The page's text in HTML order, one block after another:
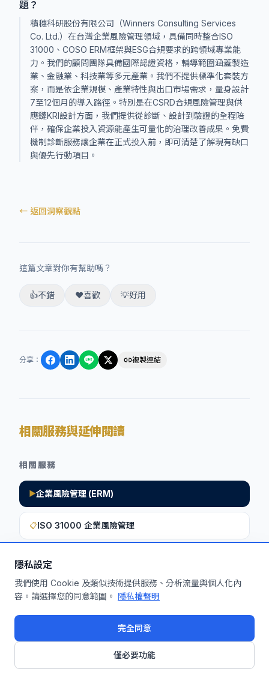
隱私設定
我們使用 Cookie 及類似技術提供服務、分析流量與個人化內
容。請選擇您的同意範圍。 隱私權聲明
完全同意
僅必要功能
題？
積穗科研股份有限公司（Winners Consulting Services
Co. Ltd.）在台灣企業風險管理領域，具備同時整合ISO
31000、COSO ERM框架與ESG合規要求的跨領域專業能
力。我們的顧問團隊具備國際認證資格，輔導範圍涵蓋製造
業、金融業、科技業等多元產業。我們不提供標準化套裝方
案，而是依企業規模、產業特性與出口市場需求，量身設計
7至12個月的導入路徑。特別是在CSRD合規風險管理與供
應鏈KRI設計方面，我們提供從診斷、設計到驗證的全程陪
伴，確保企業投入資源能產生可量化的治理改善成果。免費
機制診斷服務讓企業在正式投入前，即可清楚了解現有缺口
與優先行動項目。
← 返回洞察觀點
這篇文章對你有幫助嗎？
👍不錯 ❤️喜歡 💡好用
分享 ： 複製連結
相關服務與延伸閱讀
相關服務
▶企業風險管理 (ERM)
📋ISO 31000 企業風險管理
想深入了解如何將此洞察應用於您的企
業？
申請免費機制診斷